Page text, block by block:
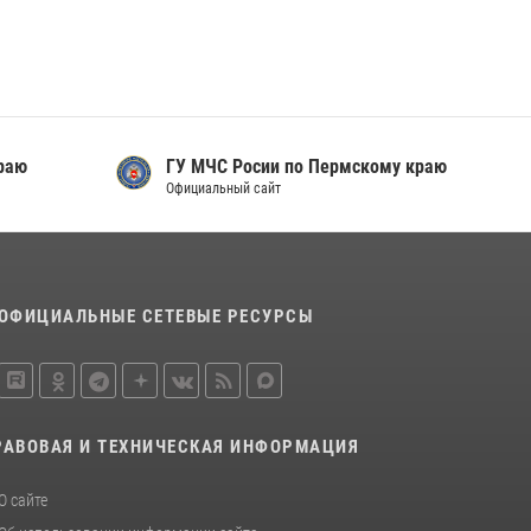
Сотрудник СОБР «Стрелец» провели встречу
Росгвардией»ГУ МЧС Росии по Пермскому краю
Официальный сайт
СЕТЕВЫЕ РЕСУРСЫ
И ТЕХНИЧЕСКАЯ ИНФОРМАЦИЯ
О сайте